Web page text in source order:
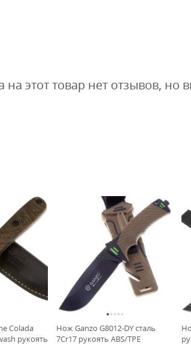
на этот товар нет отзывов,
Colada
рукоять
Нож Ganzo G8012-DY cталь
7Cr17 рукоять ABS/TPE